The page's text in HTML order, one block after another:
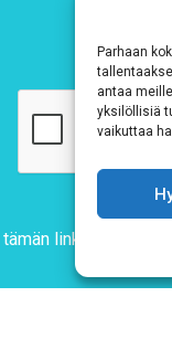
Parhaan
antaa
yksilöllisiä
vaikuttaa
tämän linkin kautta!